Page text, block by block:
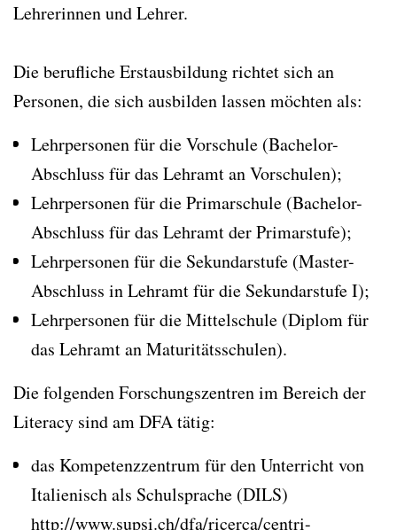
Lehrerinnen und Lehrer.
Die berufliche Erstausbildung richtet sich an
Personen, die sich ausbilden lassen möchten als:
Lehrpersonen für die Vorschule (Bachelor-
Abschluss für das Lehramt an Vorschulen);
Lehrpersonen für die Primarschule (Bachelor-
Abschluss für das Lehramt der Primarstufe);
Lehrpersonen für die Sekundarstufe (Master-
Abschluss in Lehramt für die Sekundarstufe I);
Lehrpersonen für die Mittelschule (Diplom für
das Lehramt an Maturitätsschulen).
Die folgenden Forschungszentren im Bereich der
Literacy sind am DFA tätig:
das Kompetenzzentrum für den Unterricht von
Italienisch als Schulsprache (DILS)
http://www.supsi.ch/dfa/ricerca/centri-